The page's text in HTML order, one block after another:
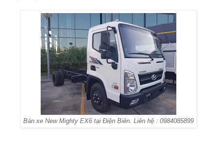
Bán xe New Mighty EX6 tại Điện Biên. Liên hệ : 0984085899